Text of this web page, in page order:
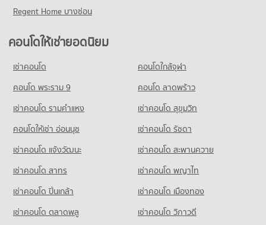
คอนโดให้เช่า รร.นานาชาติเบิร์คลีย์
มีคอนโดให้เช่า 10,809 ประกาศ
ขายคอนโด รร.นานาชาติเบิร์คลีย์
มีคอนโดขาย 3,681 ประกาศ
คอนโด รร.บางกอกพัฒนา
คอนโดให้เช่า รร.บางกอกพัฒนา
มีคอนโดให้เช่า 8,624 ประกาศ
ขายคอนโด รร.บางกอกพัฒนา
มีคอนโดขาย 2,905 ประกาศ
คอนโด บิ๊กซี เอ็กซ์ตร้า อ่อนนุช
คอนโดให้เช่า บิ๊กซี เอ็กซ์ตร้า อ่อนนุช
มีคอนโดให้เช่า 40,671 ประกาศ
มีคอนโดขาย 14,976 ประกาศ
ขายคอนโด ถนนสุขุมวิท
มีคอนโดขาย 27,201 ประกาศ
คอนโด สุขุมวิท 70
คอนโดให้เช่า สุขุมวิท 70
มีคอนโดให้เช่า 289 ประกาศ
ขายคอนโด สุขุมวิท 70
มีคอนโดขาย 70 ประกาศ
คอนโด ซอยอุดมสุข (สุขุมวิท 103)
118 โครงการ
คอนโดให้เช่า ซอยอุดมสุข (สุขุมวิท 103)
ขายคอนโด ซอยอุดมสุข (สุขุมวิท 103)
มีคอนโดขาย 1,686 ประกาศ
Regent Home บางซ่อน
คอนโดให้เช่ายอดนิยม
เช่าคอนโด
คอนโดใกล้จุฬา
คอนโด พระราม 9
คอนโด ลาดพร้าว
เช่าคอนโด รามคําแหง
เช่าคอนโด สุขุมวิท
คอนโดให้เช่า อ่อนนุช
เช่าคอนโด รัชดา
เช่าคอนโด แจ้งวัฒนะ
เช่าคอนโด สะพานควาย
เช่าคอนโด สาทร
เช่าคอนโด พญาไท
เช่าคอนโด ปิ่นเกล้า
เช่าคอนโด เมืองทอง
เช่าคอนโด ตลาดพลู
เช่าคอนโด วิภาวดี